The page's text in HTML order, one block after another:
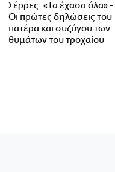
Σέρρες: «Τα έχασα όλα» -
Οι πρώτες δηλώσεις του
πατέρα και συζύγου των
θυμάτων του τροχαίου